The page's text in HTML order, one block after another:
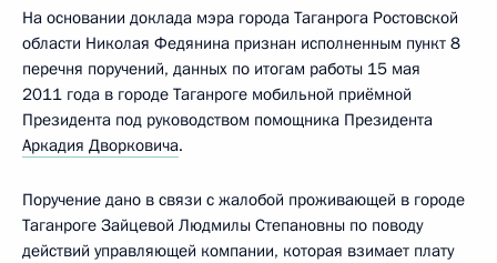
На основании доклада мэра города Таганрога Ростовской
области Николая Федянина признан исполненным пункт 8
перечня поручений, данных по итогам работы 15 мая
2011 года в городе Таганроге мобильной приёмной
Президента под руководством помощника Президента
Аркадия Дворковича.
Поручение дано в связи с жалобой проживающей в городе
Таганроге Зайцевой Людмилы Степановны по поводу
действий управляющей компании, которая взимает плату